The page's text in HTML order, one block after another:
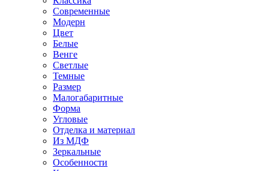
Современные
Модерн
Цвет
Белые
Венге
Светлые
Темные
Размер
Малогабаритные
Форма
Угловые
Отделка и материал
Из МДФ
Зеркальные
Особенности